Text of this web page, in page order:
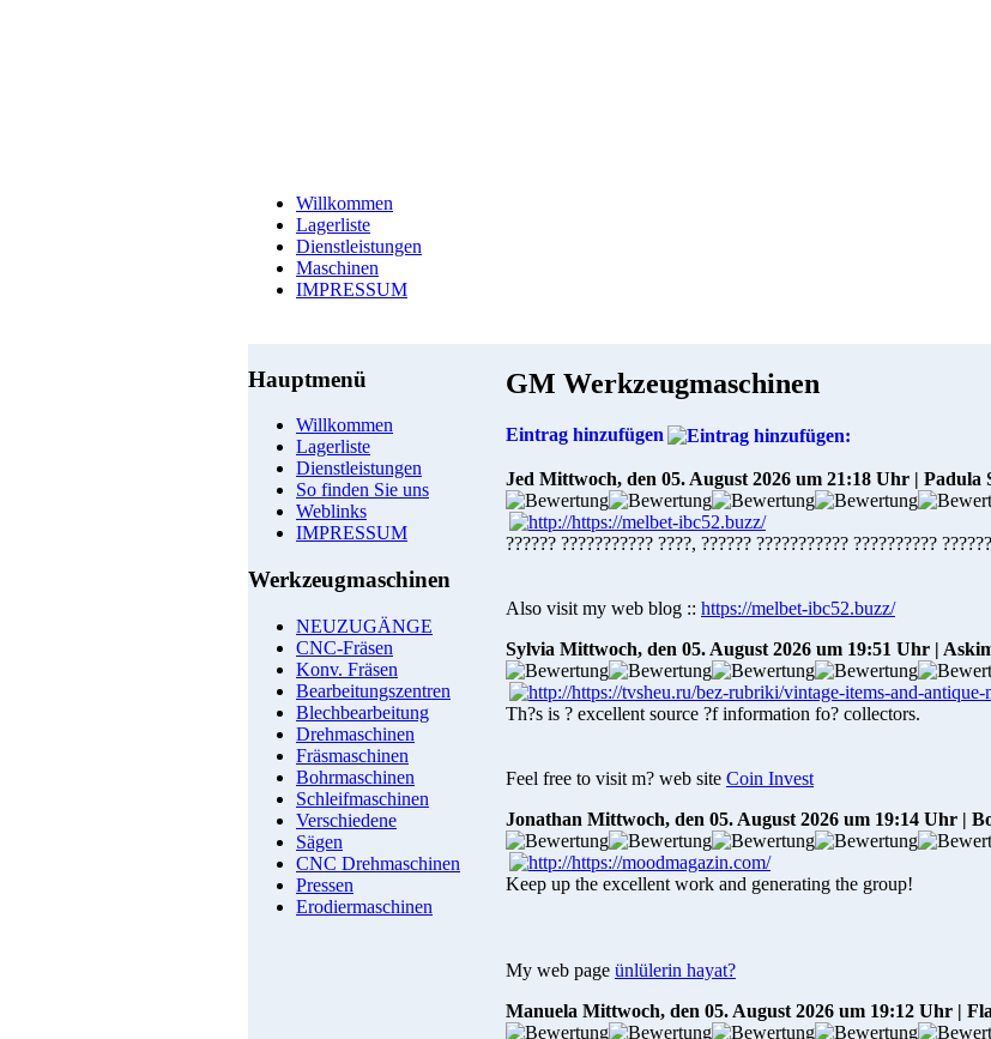
Willkommen
Lagerliste
Dienstleistungen
Maschinen
IMPRESSUM
Hauptmenü
Willkommen
Lagerliste
Dienstleistungen
So finden Sie uns
Weblinks
IMPRESSUM
Werkzeugmaschinen
NEUZUGÄNGE
CNC-Fräsen
Konv. Fräsen
Bearbeitungszentren
Blechbearbeitung
Drehmaschinen
Fräsmaschinen
Bohrmaschinen
Schleifmaschinen
Verschiedene
Sägen
CNC Drehmaschinen
Pressen
Erodiermaschinen
GM Werkzeugmaschinen
Eintrag hinzufügen
Jed Mittwoch, den 05. August 2026 um 21:18 Uhr | Padula
?????? ??????????? ????, ?????? ??????????? ??????????
Also visit my web blog :: https://melbet-ibc52.buzz/
Sylvia Mittwoch, den 05. August 2026 um 19:51 Uhr |
Th?s is ? excellent source ?f information fo? collectors.
Feel free to visit m? web site Coin Invest
Jonathan Mittwoch, den 05. August 2026 um 19:14 Uhr |
Keep up the excellent work and generating the group!
My web page ünlülerin hayat?
Manuela Mittwoch, den 05. August 2026 um 19:12 Uhr |